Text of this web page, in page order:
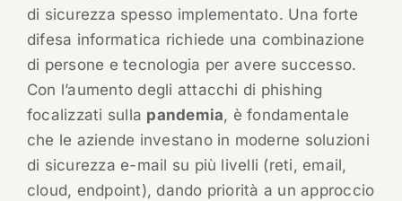
di sicurezza spesso implementato. Una forte
difesa informatica richiede una combinazione
di persone e tecnologia per avere successo.
Con l’aumento degli attacchi di phishing
focalizzati sulla pandemia, è fondamentale
che le aziende investano in moderne soluzioni
di sicurezza e-mail su più livelli (reti, email,
cloud, endpoint), dando priorità a un approccio